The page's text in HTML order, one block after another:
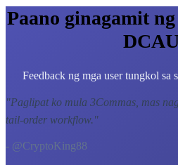
Paano ginagamit
Feedback ng mga user tungkol sa
"Paglipat ko mula 3Commas, mas
tail-order workflow."
- @CryptoKing88